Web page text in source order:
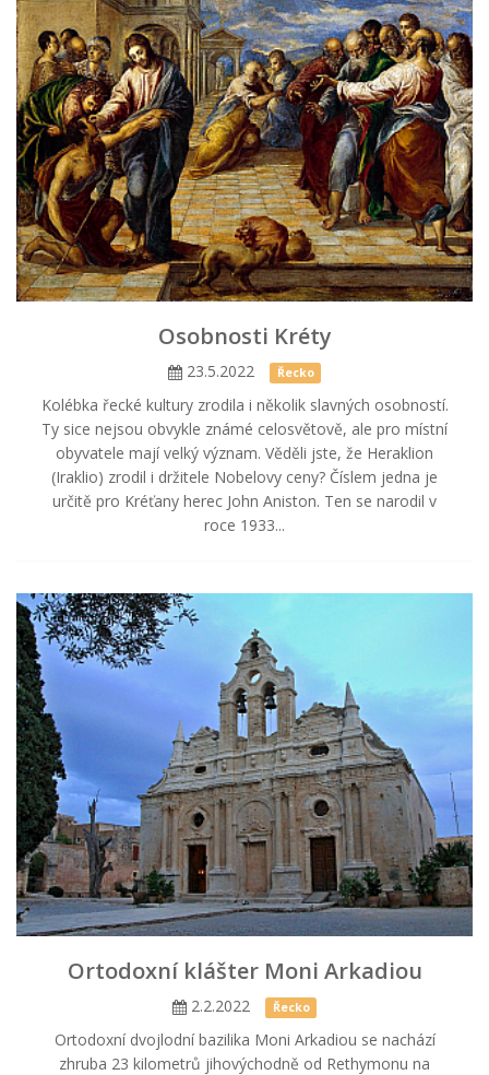
Osobnosti Kréty
23.5.2022 Řecko
Kolébka řecké kultury zrodila i několik slavných osobností.
Ty sice nejsou obvykle známé celosvětově, ale pro místní
obyvatele mají velký význam. Věděli jste, že Heraklion
(Iraklio) zrodil i držitele Nobelovy ceny? Číslem jedna je
určitě pro Kréťany herec John Aniston. Ten se narodil v
roce 1933...
Ortodoxní klášter Moni Arkadiou
2.2.2022 Řecko
Ortodoxní dvojlodní bazilika Moni Arkadiou se nachází
zhruba 23 kilometrů jihovýchodně od Rethymonu na